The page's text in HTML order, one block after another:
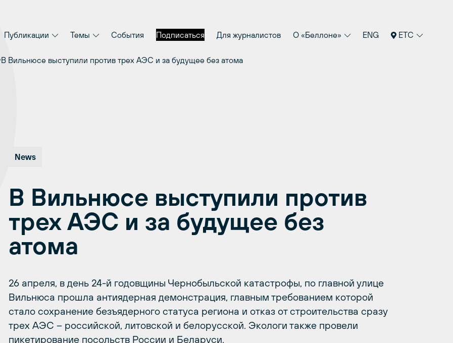
Публикации Темы События Подписаться Для журналистов О «Беллоне» ENG ETC
В Вильнюсе выступили против трех АЭС и за будущее без атома
News
В Вильнюсе выступили против
трех АЭС и за будущее без
атома
26 апреля, в день 24-й годовщины Чернобыльской катастрофы, по главной улице
Вильнюса прошла антиядерная демонстрация, главным требованием которой
стало сохранение безъядерного статуса региона и отказ от строительства сразу
трех АЭС – российской, литовской и белорусской. Экологи также провели
пикетирование посольств России и Беларуси.